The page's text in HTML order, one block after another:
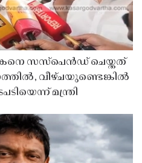
സസ്‌പെൻഡ് ചെയ്തത്
വീഴ്ചയുണ്ടെങ്കിൽ
മന്ത്രി